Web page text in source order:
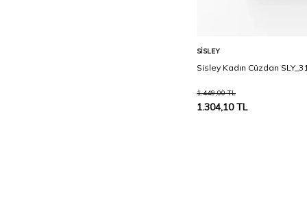
SISLEY
Sisley Kadın Cüzdan
1.449,00TL
1.304,10TL